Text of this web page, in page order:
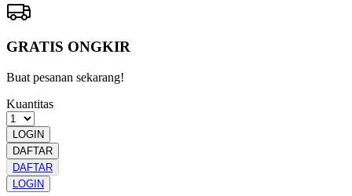
GRATIS ONGKIR
Buat pesanan sekarang!
Kuantitas
LOGIN
DAFTAR
DAFTAR
LOGIN